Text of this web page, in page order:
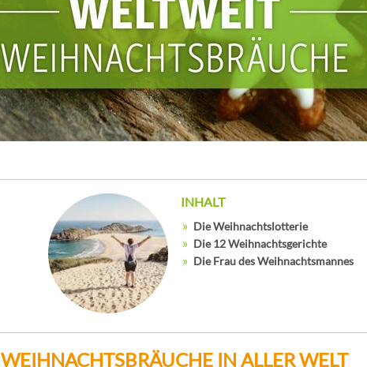
INHALT
Die Weihnachtslotterie
Die 12 Weihnachtsgerichte
Die Frau des Weihnachtsmannes
WEIHNACHTSBRÄUCHE IN ALLER WELT